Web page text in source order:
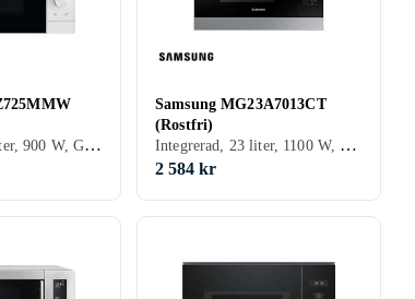
Fristående, 25 liter, 900 W, Grillfunktion
Samsung MG23A7013CT
(Rostfri)
Integrerad, 23 liter, 1100 W, Grillfunktion
2 584 kr